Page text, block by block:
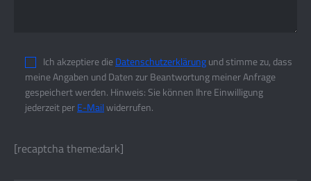
Ich akzeptiere dieDatenschutzerklärungund stimme zu, dass
meine Angaben und Daten zur Beantwortung meiner Anfrage
gespeichert werden. Hinweis: Sie können Ihre Einwilligung
jederzeit perE-Mailwiderrufen.
[recaptcha theme:dark]